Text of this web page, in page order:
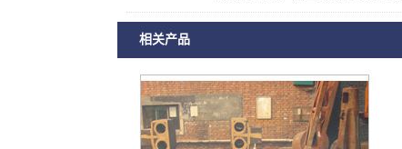
相关产品